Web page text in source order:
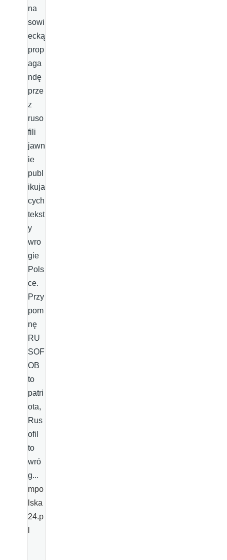
na
sowi
ecką
prop
aga
ndę
prze
z
ruso
fili
jawn
ie
publ
ikuja
cych
tekst
y
wro
gie
Pols
ce.
Przy
pom
nę
RU
SOF
OB
to
patri
ota,
Rus
ofil
to
wró
g...
mpo
lska
24.p